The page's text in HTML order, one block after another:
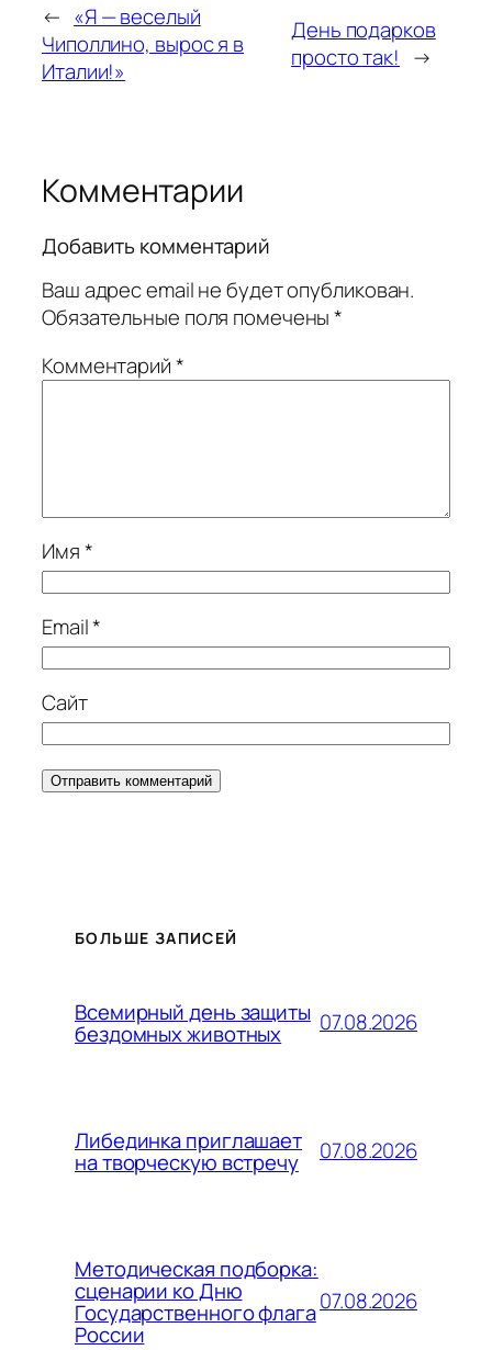
← «Я — веселый
Чиполлино, вырос я в
Италии!»
День подарков
просто так! →
Комментарии
Добавить комментарий
Ваш адрес email не будет опубликован.
Обязательные поля помечены*
Комментарий*
Имя*
Email*
Сайт
БОЛЬШЕ ЗАПИСЕЙ
Всемирный день защиты
бездомных животных 07.08.2026
Либединка приглашает
на творческую встречу 07.08.2026
Методическая подборка:
сценарии ко Дню
Государственного флага
России
07.08.2026